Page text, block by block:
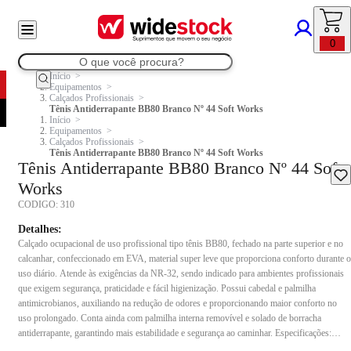
0
Início
Equipamentos
Calçados Profissionais
Tênis Antiderrapante BB80 Branco Nº 44 Soft Works
Início
Equipamentos
Calçados Profissionais
Tênis Antiderrapante BB80 Branco Nº 44 Soft Works
Tênis Antiderrapante BB80 Branco Nº 44 Soft
Works
CODIGO: 310
Detalhes:
Calçado ocupacional de uso profissional tipo tênis BB80, fechado na parte superior e no
calcanhar, confeccionado em EVA, material super leve que proporciona conforto durante o
uso diário. Atende às exigências da NR-32, sendo indicado para ambientes profissionais
que exigem segurança, praticidade e fácil higienização. Possui cabedal e palmilha
antimicrobianos, auxiliando na redução de odores e proporcionando maior conforto no
uso prolongado. Conta ainda com palmilha interna removível e solado de borracha
antiderrapante, garantindo mais estabilidade e segurança ao caminhar. Especificações: